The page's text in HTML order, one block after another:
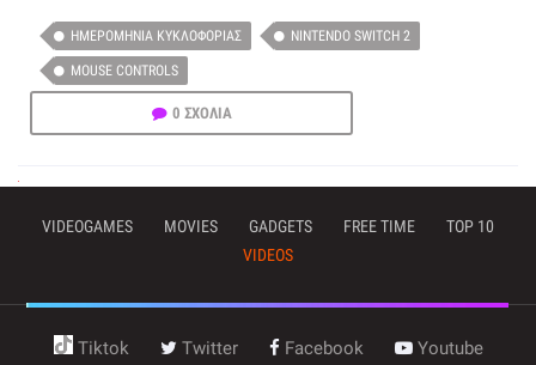
ΗΜΕΡΟΜΗΝΊΑ ΚΥΚΛΟΦΟΡΊΑΣ NINTENDO SWITCH 2
MOUSE CONTROLS
0 ΣΧΟΛΙΑ
VIDEOGAMES MOVIES GADGETS FREE TIME
TOP 10
VIDEOS
Tiktok Twitter Facebook
Youtube